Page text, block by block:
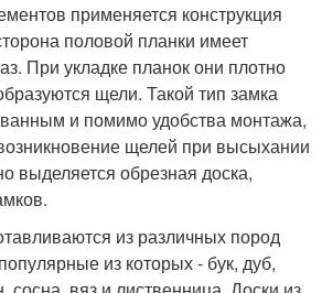
применяется конструкция
половой планки имеет
При укладке планок они плотно
щели. Такой тип замка
и помимо удобства монтажа,
щелей при высыхании
выделяется обрезная доска,
из различных пород
из которых - бук, дуб,